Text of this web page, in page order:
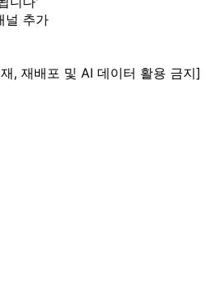
널 추가
, 재배포 및 AI 데이터 활용 금지]